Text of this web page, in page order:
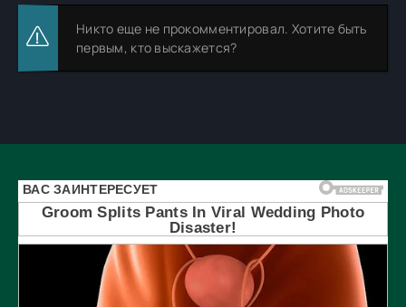
Никто еще не прокомментировал. Хотите быть
первым, кто выскажется?